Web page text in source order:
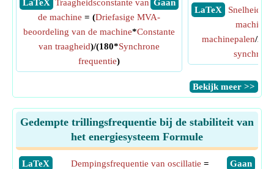
​ LaTeX
​ Gaan
Traagheidsconstante van
de machine = (Driefasige MVA-
beoordeling van de machine*Constante
van traagheid)/(180*Synchrone
frequentie)
​ LaTeX
Snelheid
machine
machinepalen/2)*
​Bekijk meer >>
Gedempte trillingsfrequentie bij de stabiliteit van
het energiesysteem Formule
​LaTeX ​Gaan
Dempingsfrequentie van oscillatie =